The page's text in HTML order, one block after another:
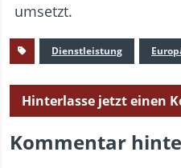
umsetzt.
Dienstleistung
Hinterlasse jetzt einen
Kommentar